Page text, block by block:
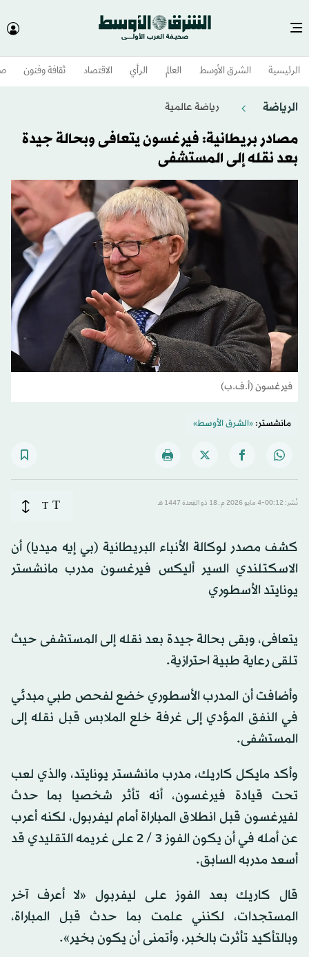
الرئيسية الشرق الأوسط​ العالم الرأي الاقتصاد ثقافة وفنون
الرياضة رياضة عالمية
مصادر بريطانية: فيرغسون يتعافى وبحالة جيدة
بعد نقله إلى المستشفى
فيرغسون (أ.ف.ب)
مانشستر:«الشرق الأوسط»
نُشر: 00:12-4 مايو 2026 م ـ 18 ذو القِعدة 1447 هـ T
T
كشف مصدر لوكالة الأنباء البريطانية (بي إيه ميديا) أن
الاسكتلندي السير أليكس فيرغسون مدرب مانشستر
يونايتد الأسطوري
يتعافى، وبقى بحالة جيدة بعد نقله إلى المستشفى حيث
تلقى رعاية طبية احترازية.
وأضافت أن المدرب الأسطوري خضع لفحص طبي مبدئي
في النفق المؤدي إلى غرفة خلع الملابس قبل نقله إلى
المستشفى.
وأكد مايكل كاريك، مدرب مانشستر يونايتد، والذي لعب
تحت قيادة فيرغسون، أنه تأثر شخصيا بما حدث
لفيرغسون قبل انطلاق المباراة أمام ليفربول، لكنه أعرب
عن أمله في أن يكون الفوز 3 / 2 على غريمه التقليدي قد
أسعد مدربه السابق.
قال كاريك بعد الفوز على ليفربول «لا أعرف آخر
المستجدات، لكنني علمت بما حدث قبل المباراة،
وبالتأكيد تأثرت بالخبر، وأتمنى أن يكون بخير».